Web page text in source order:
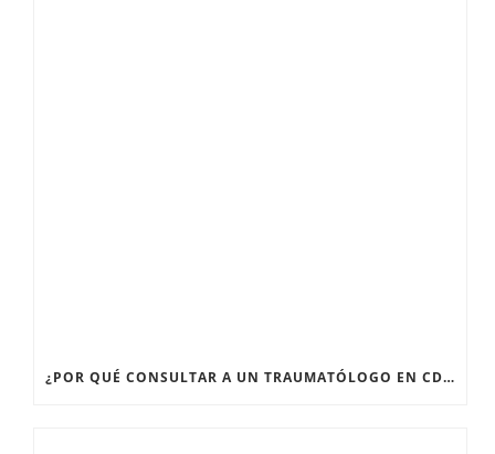
¿POR QUÉ CONSULTAR A UN TRAUMATÓLOGO EN CDMX CUANDO TENGO DOLOR ARTICULAR PERSISTENTE?